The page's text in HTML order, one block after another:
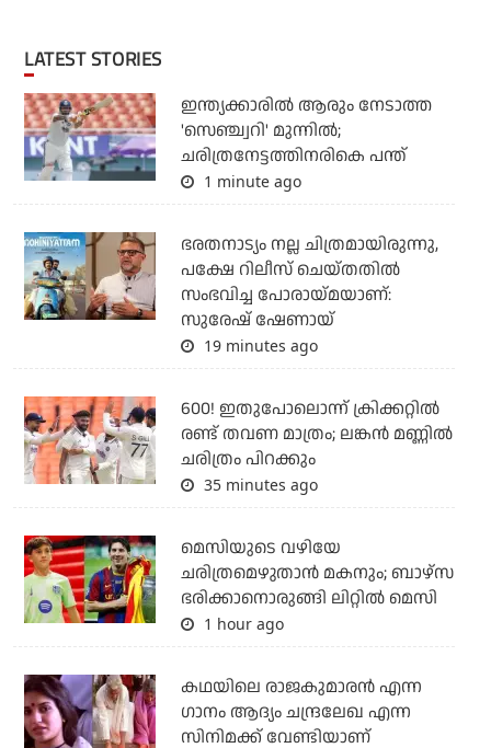
LATEST STORIES
ഇന്ത്യക്കാരില്‍ ആരും നേടാത്ത
'സെഞ്ച്വറി' മുന്നില്‍;
ചരിത്രനേട്ടത്തിനരികെ പന്ത്
1 minute ago
ഭരതനാട്യം നല്ല ചിത്രമായിരുന്നു,
പക്ഷേ റിലീസ് ചെയ്തതില്‍
സംഭവിച്ച പോരായ്മയാണ്:
സുരേഷ് ഷേണായ്
19 minutes ago
600! ഇതുപോലൊന്ന് ക്രിക്കറ്റില്‍
രണ്ട് തവണ മാത്രം; ലങ്കന്‍ മണ്ണില്‍
ചരിത്രം പിറക്കും
35 minutes ago
മെസിയുടെ വഴിയേ
ചരിത്രമെഴുതാന്‍ മകനും; ബാഴ്‌സ
ഭരിക്കാനൊരുങ്ങി ലിറ്റില്‍ മെസി
1 hour ago
കഥയിലെ രാജകുമാരൻ എന്ന
ഗാനം ആദ്യം ചന്ദ്രലേഖ എന്ന
സിനിമക്ക് വേണ്ടിയാണ്